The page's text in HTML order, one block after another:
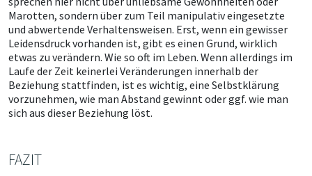
Marotten, sondern über zum Teil manipulativ eingesetzte
und abwertende Verhaltensweisen. Erst, wenn ein gewisser
Leidensdruck vorhanden ist, gibt es einen Grund, wirklich
etwas zu verändern. Wie so oft im Leben. Wenn allerdings im
Laufe der Zeit keinerlei Veränderungen innerhalb der
Beziehung stattfinden, ist es wichtig, eine Selbstklärung
vorzunehmen, wie man Abstand gewinnt oder ggf. wie man
sich aus dieser Beziehung löst.
FAZIT